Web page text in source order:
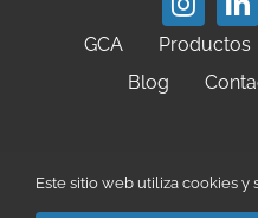
GCA Productos
Blog
Política de Privacidad
Este sitio web utiliza cookies y